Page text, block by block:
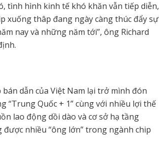
tình hình kinh tế khó khăn vẫn tiếp diễn,
xuống thâp đang ngày càng thúc đẩy sự
nay và những năm tới”, ông Richard
dẫn của Việt Nam lại trở mình đón
Quốc + 1” cùng với nhiều lợi thế
lao động dồi dào và cơ sở hạ tầng
nhiều “ông lớn” trong ngành chip